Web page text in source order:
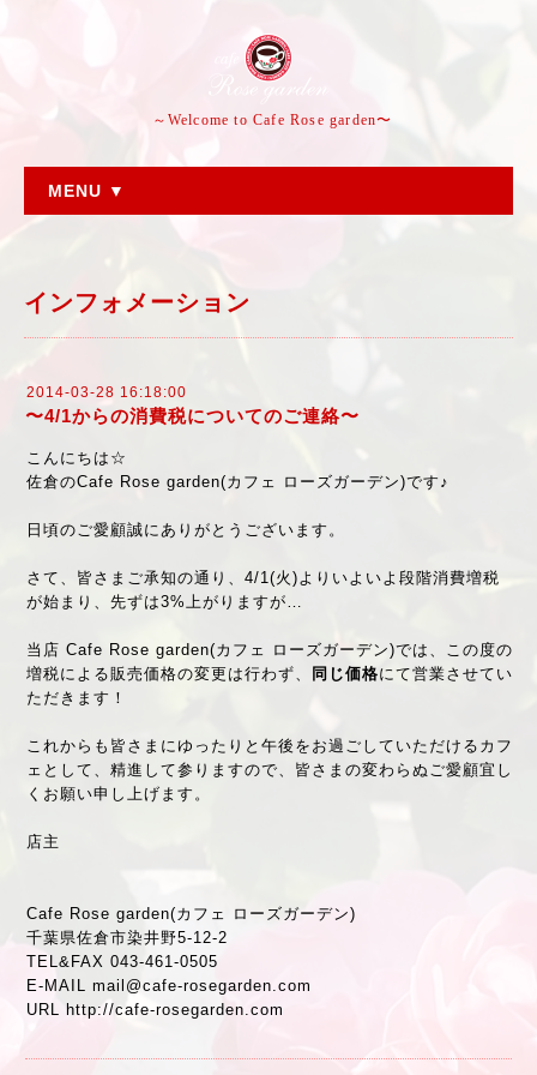
～Welcome to Cafe Rose garden〜
MENU ▼
インフォメーション
2014-03-28 16:18:00
〜4/1からの消費税についてのご連絡〜
こんにちは☆
佐倉のCafe Rose garden(カフェ ローズガーデン)です♪
日頃のご愛顧誠にありがとうございます。
さて、皆さまご承知の通り、4/1(火)よりいよいよ段階消費増税
が始まり、先ずは3%上がりますが…
当店 Cafe Rose garden(カフェ ローズガーデン)では、この度の
増税による販売価格の変更は行わず、
同じ価格にて営業させてい
ただきます！
これからも皆さまにゆったりと午後をお過ごしていただけるカフ
ェとして、精進して参りますので、皆さまの変わらぬご愛顧宜し
くお願い申し上げます。
店主
Cafe Rose garden(カフェ ローズガーデン)
千葉県佐倉市染井野5-12-2
TEL&FAX 043-461-0505
E-MAIL mail@cafe-rosegarden.com
URL http://cafe-rosegarden.com